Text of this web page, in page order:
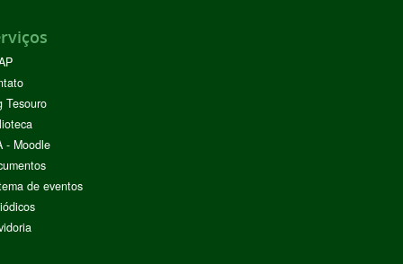
Tesouro
- Moodle
de eventos